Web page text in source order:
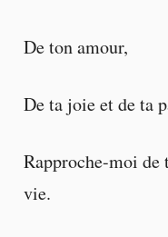
De ton amour,
De ta joie et de ta
Rapproche-moi de
vie.